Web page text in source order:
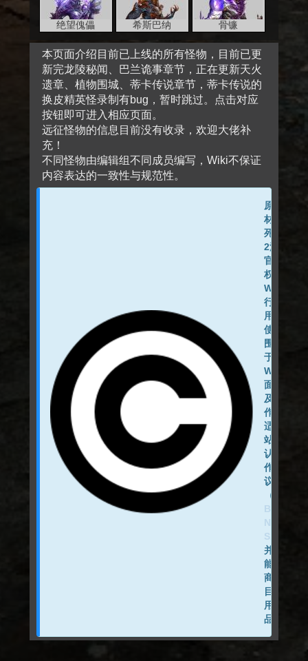
绝望傀儡 希斯巴纳 骨镰
本页面介绍目前已上线的所有怪物，目前已更
新完龙陵秘闻、巴兰诡事章节，正在更新天火
遗章、植物围城、蒂卡传说章节，蒂卡传说的
换皮精英怪录制有bug，暂时跳过。点击对应
按钮即可进入相应页面。
远征怪物的信息目前没有收录，欢迎大佬补
充！
不同怪物由编辑组不同成员编写，Wiki不保证
内容表达的一致性与规范性。
原画素
材由生
死狙击
2游戏
官方授
权在本
WIKI进
行使
用，其
使用范
围仅限
于本
WIKI页
面展示
及制
作，不
适用于
站点默
认的著
作权协
议
（
BY-
NC-
SA
并且不
能出于
商业性
目的使
用此作
品